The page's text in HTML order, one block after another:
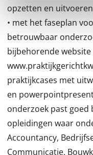
opzetten en
• met het faseplan
betrouwbaar
bijbehorende website
praktijkcases met
en
onderzoek past
opleidingen waar
Accountancy,
Communicatie,